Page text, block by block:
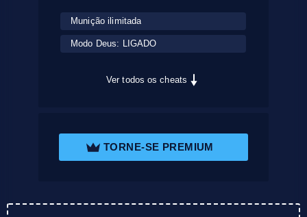
Munição ilimitada
Modo Deus: LIGADO
Ver todos os cheats
TORNE-SE PREMIUM